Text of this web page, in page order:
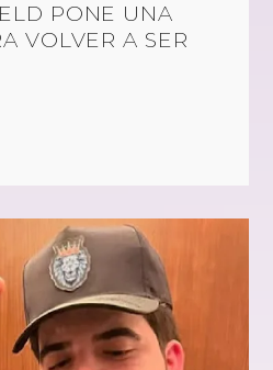
PONE UNA
VOLVER A SER